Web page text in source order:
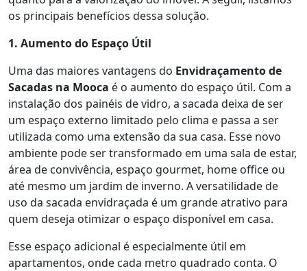
os principais benefícios dessa solução.
1. Aumento do Espaço Útil
Uma das maiores vantagens do Envidraçamento de
Sacadas na Mooca é o aumento do espaço útil. Com a
instalação dos painéis de vidro, a sacada deixa de ser
um espaço externo limitado pelo clima e passa a ser
utilizada como uma extensão da sua casa. Esse novo
ambiente pode ser transformado em uma sala de estar,
área de convivência, espaço gourmet, home office ou
até mesmo um jardim de inverno. A versatilidade de
uso da sacada envidraçada é um grande atrativo para
quem deseja otimizar o espaço disponível em casa.
Esse espaço adicional é especialmente útil em
apartamentos, onde cada metro quadrado conta. O